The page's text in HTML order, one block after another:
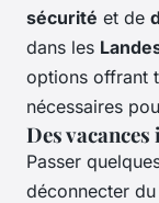
sécurité et de
dans les
options offrant
nécessaires
Des
Passer
déconnecter